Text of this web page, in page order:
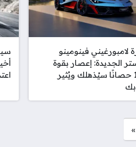
لامبورغيني فينومينو
الجديدة: إعصار بقوة
1065 حصانًا سيُذهلك ويُثير